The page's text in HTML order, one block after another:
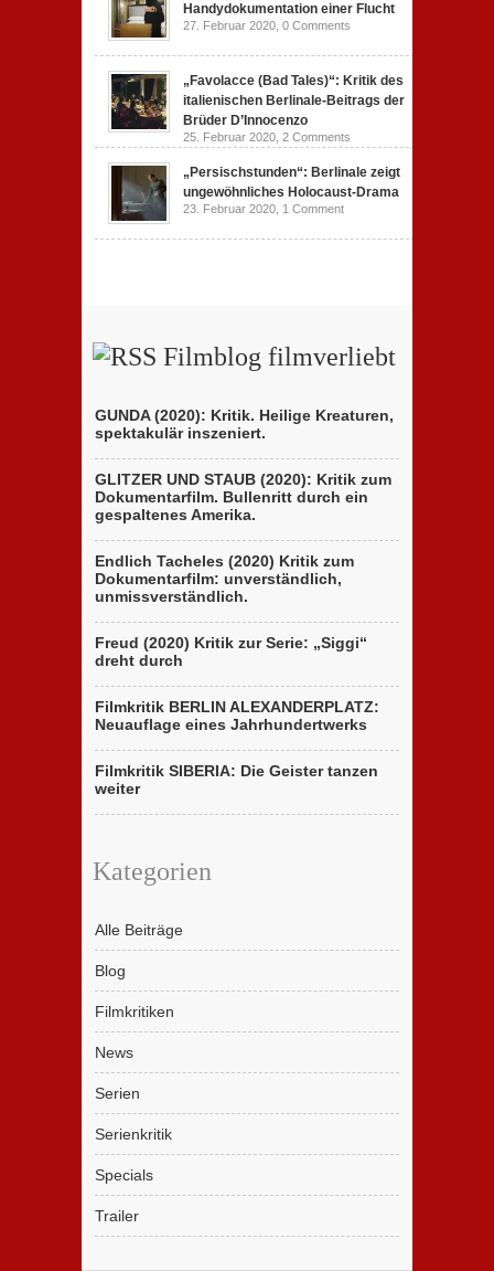
Handydokumentation einer Flucht
27. Februar 2020, 0 Comments
„Favolacce (Bad Tales)“: Kritik des
italienischen Berlinale-Beitrags der
Brüder D’Innocenzo
25. Februar 2020, 2 Comments
„Persischstunden“: Berlinale zeigt
ungewöhnliches Holocaust-Drama
23. Februar 2020, 1 Comment
Filmblog filmverliebt
GUNDA (2020): Kritik. Heilige Kreaturen,
spektakulär inszeniert.
GLITZER UND STAUB (2020): Kritik zum
Dokumentarfilm. Bullenritt durch ein
gespaltenes Amerika.
Endlich Tacheles (2020) Kritik zum
Dokumentarfilm: unverständlich,
unmissverständlich.
Freud (2020) Kritik zur Serie: „Siggi“
dreht durch
Filmkritik BERLIN ALEXANDERPLATZ:
Neuauflage eines Jahrhundertwerks
Filmkritik SIBERIA: Die Geister tanzen
weiter
Kategorien
Alle Beiträge
Blog
Filmkritiken
News
Serien
Serienkritik
Specials
Trailer